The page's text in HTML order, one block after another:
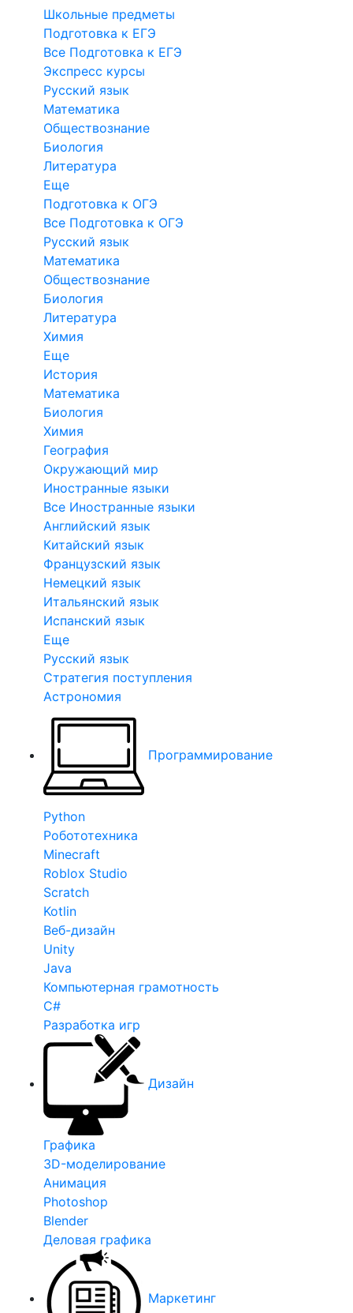
Школьные предметы
Подготовка к ЕГЭ
Все Подготовка к ЕГЭ
Экспресс курсы
Русский язык
Математика
Обществознание
Биология
Литература
Еще
Подготовка к ОГЭ
Все Подготовка к ОГЭ
Русский язык
Математика
Обществознание
Биология
Литература
Химия
Еще
История
Математика
Биология
Химия
География
Окружающий мир
Иностранные языки
Все Иностранные языки
Английский язык
Китайский язык
Французский язык
Немецкий язык
Итальянский язык
Испанский язык
Еще
Русский язык
Стратегия поступления
Астрономия
Программирование
Python
Робототехника
Minecraft
Roblox Studio
Scratch
Kotlin
Веб-дизайн
Unity
Java
Компьютерная грамотность
C#
Разработка игр
Дизайн
Графика
3D-моделирование
Анимация
Photoshop
Blender
Деловая графика
Маркетинг